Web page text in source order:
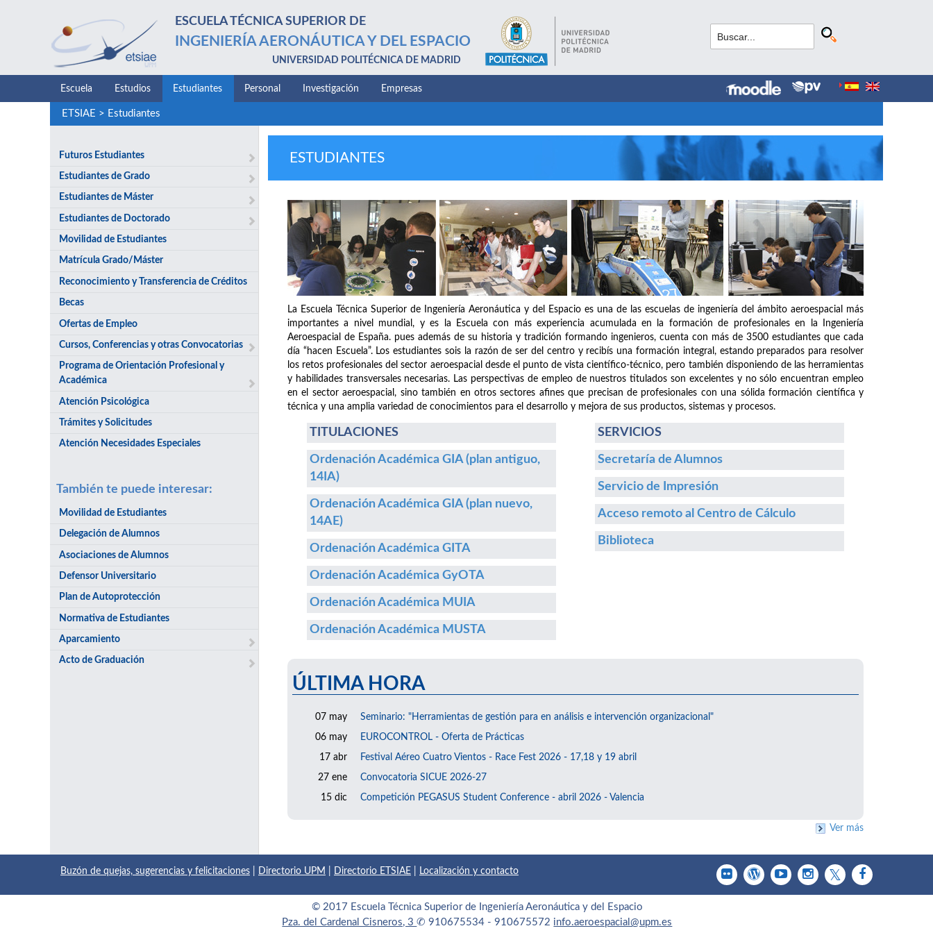
ESCUELA TÉCNICA SUPERIOR DE
INGENIERÍA AERONÁUTICA Y DEL ESPACIO
UNIVERSIDAD POLITÉCNICA DE MADRID
Escuela Estudios Estudiantes Personal Investigación Empresas
ETSIAE > Estudiantes
Futuros Estudiantes
Estudiantes de Grado
Estudiantes de Máster
Estudiantes de Doctorado
Movilidad de Estudiantes
Matrícula Grado/Máster
Reconocimiento y Transferencia de Créditos
Becas
Ofertas de Empleo
Cursos, Conferencias y otras Convocatorias
Programa de Orientación Profesional y
Académica
Atención Psicológica
Trámites y Solicitudes
Atención Necesidades Especiales
También te puede interesar:
Movilidad de Estudiantes
Delegación de Alumnos
Asociaciones de Alumnos
Defensor Universitario
Plan de Autoprotección
Normativa de Estudiantes
Aparcamiento
Acto de Graduación
ESTUDIANTES
La Escuela Técnica Superior de Ingeniería Aeronáutica y del Espacio es una de las escuelas de ingeniería del ámbito aeroespacial más
importantes a nivel mundial, y es la Escuela con más experiencia acumulada en la formación de profesionales en la Ingeniería
Aeroespacial de España. pues además de su historia y tradición formando ingenieros, cuenta con más de 3500 estudiantes que cada
día “hacen Escuela”. Los estudiantes sois la razón de ser del centro y recibís una formación integral, estando preparados para resolver
los retos profesionales del sector aeroespacial desde el punto de vista científico-técnico, pero también disponiendo de las herramientas
y habilidades transversales necesarias. Las perspectivas de empleo de nuestros titulados son excelentes y no sólo encuentran empleo
en el sector aeroespacial, sino también en otros sectores afines que precisan de profesionales con una sólida formación científica y
técnica y una amplia variedad de conocimientos para el desarrollo y mejora de sus productos, sistemas y procesos.
TITULACIONES
Ordenación Académica GIA (plan antiguo,
14IA)
Ordenación Académica GIA (plan nuevo,
14AE)
Ordenación Académica GITA
Ordenación Académica GyOTA
Ordenación Académica MUIA
Ordenación Académica MUSTA
SERVICIOS
Secretaría de Alumnos
Servicio de Impresión
Acceso remoto al Centro de Cálculo
Biblioteca
ÚLTIMA HORA
07 may Seminario: "Herramientas de gestión para en análisis e intervención organizacional"
06 may EUROCONTROL - Oferta de Prácticas
17 abr Festival Aéreo Cuatro Vientos - Race Fest 2026 - 17,18 y 19 abril
27 ene Convocatoria SICUE 2026-27
15 dic Competición PEGASUS Student Conference - abril 2026 - Valencia
Ver más
Buzón de quejas, sugerencias y felicitaciones Directorio UPM Directorio ETSIAE Localización y contacto
© 2017 Escuela Técnica Superior de Ingeniería Aeronáutica y del Espacio
Pza. del Cardenal Cisneros, 3✆ 910675534 - 910675572 info.aeroespacial@upm.es